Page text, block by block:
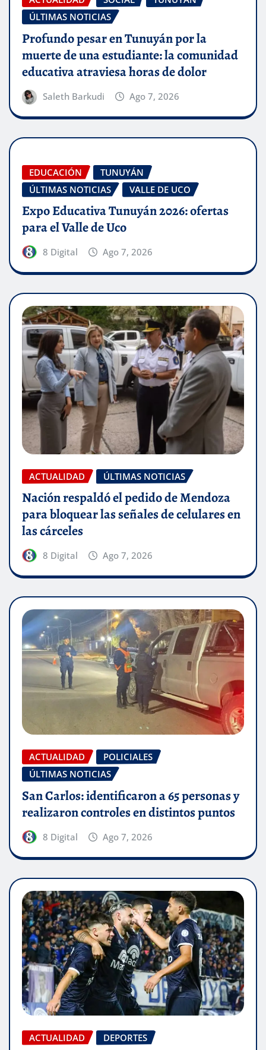
ÚLTIMAS NOTICIAS
Profundo pesar en Tunuyán por la
muerte de una estudiante: la comunidad
educativa atraviesa horas de dolor
Saleth Barkudi Ago 7, 2026
EDUCACIÓN
TUNUYÁN
ÚLTIMAS NOTICIAS
VALLE DE UCO
Expo Educativa Tunuyán 2026: ofertas
para el Valle de Uco
8 Digital Ago 7, 2026
ACTUALIDAD ÚLTIMAS NOTICIAS
Nación respaldó el pedido de Mendoza
para bloquear las señales de celulares en
las cárceles
8 Digital Ago 7, 2026
ACTUALIDAD
POLICIALES
ÚLTIMAS NOTICIAS
San Carlos: identificaron a 65 personas y
realizaron controles en distintos puntos
8 Digital Ago 7, 2026
ACTUALIDAD DEPORTES